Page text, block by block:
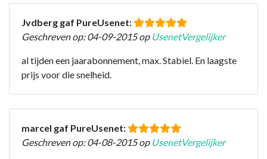
Jvdberg gaf PureUsenet:
Geschreven op: 04-09-2015 op UsenetVergelijker
al tijden een jaarabonnement, max. Stabiel. En laagste
prijs voor die snelheid.
marcel gaf PureUsenet:
Geschreven op: 04-08-2015 op UsenetVergelijker